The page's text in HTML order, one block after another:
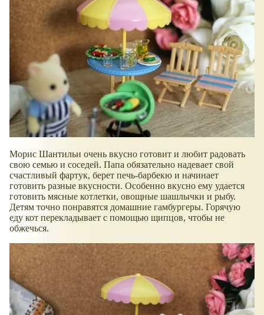
Морис Шантильи очень вкусно готовит и любит радовать
свою семью и соседей. Папа обязательно надевает свой
счастливый фартук, берет печь-барбекю и начинает
готовить разные вкусности. Особенно вкусно ему удается
готовить мясные котлетки, овощные шашлычки и рыбу.
Детям точно понравятся домашние гамбургеры. Горячую
еду кот перекладывает с помощью щипцов, чтобы не
обжечься.